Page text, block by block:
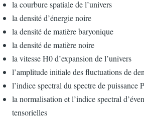
la courbure spatiale de l’univers
la densité d’énergie noire
la densité de matière baryonique
la densité de matière noire
la vitesse H0 d’expansion de l’univers
l’amplitude initiale des fluctuations de
l’indice spectral du spectre de puissance
la normalisation et l’indice spectral
tensorielles